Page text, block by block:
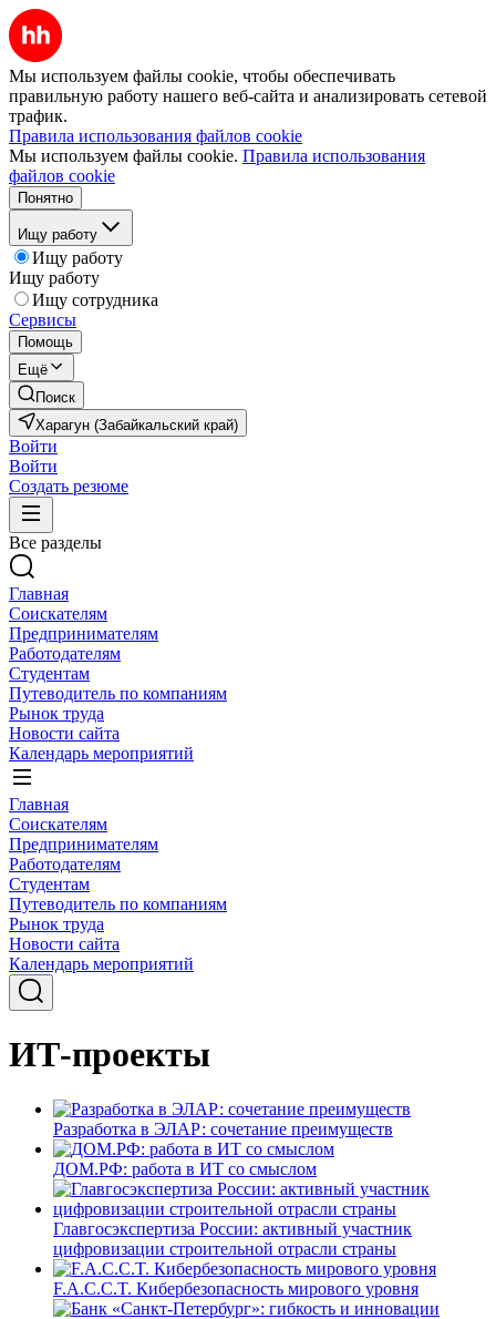
Мы используем файлы cookie, чтобы обеспечивать
правильную работу нашего веб-сайта и анализировать сетевой
трафик.
Правила использования файлов cookie
Мы используем файлы cookie. Правила использования
файлов cookie
Понятно
Ищу работу
Ищу работу
Ищу работу
Ищу сотрудника
Сервисы
Помощь
Ещё
Поиск
Харагун (Забайкальский край)
Войти
Войти
Создать резюме
Все разделы
Главная
Соискателям
Предпринимателям
Работодателям
Студентам
Путеводитель по компаниям
Рынок труда
Новости сайта
Календарь мероприятий
Главная
Соискателям
Предпринимателям
Работодателям
Студентам
Путеводитель по компаниям
Рынок труда
Новости сайта
Календарь мероприятий
ИТ-проекты
Разработка в ЭЛАР: сочетание преимуществ
ДОМ.РФ: работа в ИТ со смыслом
Главгосэкспертиза России: активный участник
цифровизации строительной отрасли страны
F.A.C.C.T. Кибербезопасность мирового уровня